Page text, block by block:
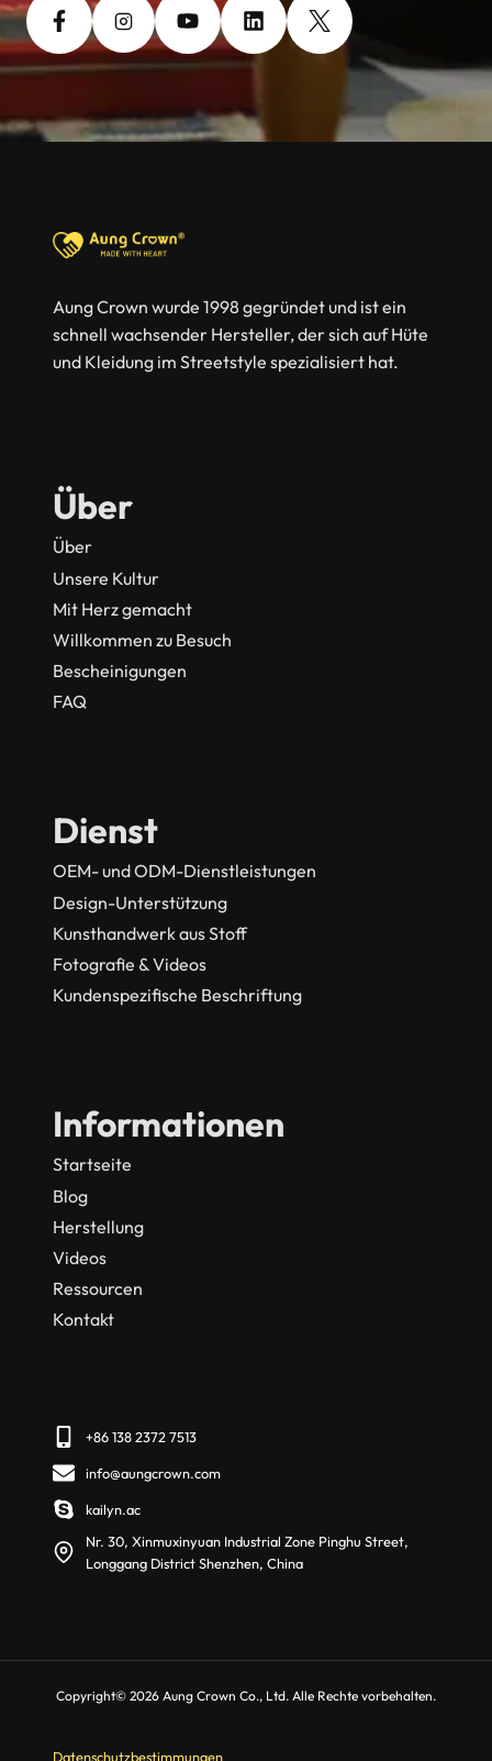
Aung Crown wurde 1998 gegründet und ist ein
schnell wachsender Hersteller, der sich auf Hüte
und Kleidung im Streetstyle spezialisiert hat.
Über
Über
Unsere Kultur
Mit Herz gemacht
Willkommen zu Besuch
Bescheinigungen
FAQ
Dienst
OEM- und ODM-Dienstleistungen
Design-Unterstützung
Kunsthandwerk aus Stoff
Fotografie & Videos
Kundenspezifische Beschriftung
Informationen
Startseite
Blog
Herstellung
Videos
Ressourcen
Kontakt
+86 138 2372 7513
info@aungcrown.com
kailyn.ac
Nr. 30, Xinmuxinyuan Industrial Zone Pinghu Street,
Longgang District Shenzhen, China
Copyright© 2026 Aung Crown Co., Ltd. Alle Rechte vorbehalten.
Datenschutzbestimmungen